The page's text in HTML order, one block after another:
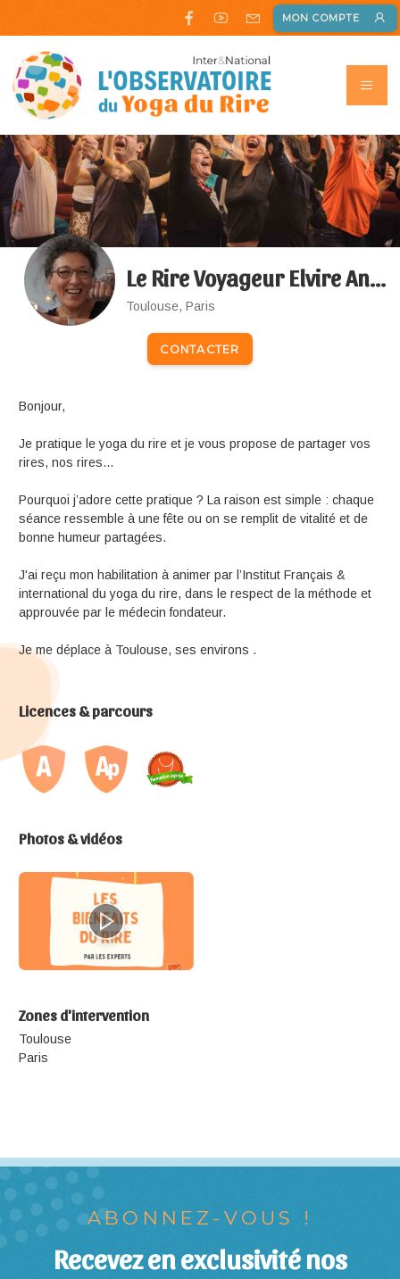
MON COMPTE
Le Rire Voyageur Elvire Andrianjafintrimo
Toulouse, Paris
CONTACTER
Bonjour,
Je pratique le yoga du rire et je vous propose de partager vos
rires, nos rires...
Pourquoi j’adore cette pratique ? La raison est simple : chaque
séance ressemble à une fête ou on se remplit de vitalité et de
bonne humeur partagées.
J'ai reçu mon habilitation à animer par l’Institut Français &
international du yoga du rire, dans le respect de la méthode et
approuvée par le médecin fondateur.
Je me déplace à Toulouse, ses environs .
Licences & parcours
Photos & vidéos
Zones d'intervention
Toulouse
Paris
ABONNEZ-VOUS !
Recevez en exclusivité nos